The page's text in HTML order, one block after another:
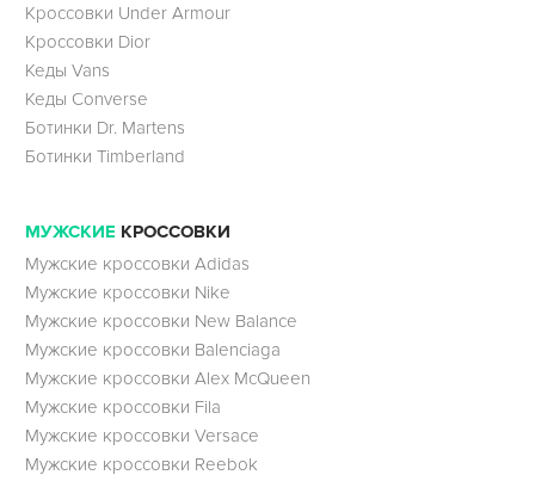
Кроссовки Under Armour
Кроссовки Dior
Кеды Vans
Кеды Converse
Ботинки Dr. Martens
Ботинки Timberland
МУЖСКИЕ КРОССОВКИ
Мужские кроссовки Adidas
Мужские кроссовки Nike
Мужские кроссовки New Balance
Мужские кроссовки Balenciaga
Мужские кроссовки Alex McQueen
Мужские кроссовки Fila
Мужские кроссовки Versace
Мужские кроссовки Reebok